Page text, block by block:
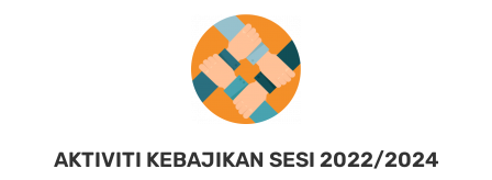
AKTIVITI KEBAJIKAN SESI 2022/2024